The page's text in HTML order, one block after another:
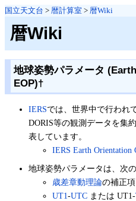
国立天文台 > 暦計算室 > 暦Wiki
暦Wiki
地球姿勢パラメータ
EOP)†
IERSでは、世界中で行われ
DORIS等の観測データを集約
表しています。
IERS Earth Orientation
地球姿勢パラメータは、次
歳差章動理論の補正
UT1-UTC または UT1-